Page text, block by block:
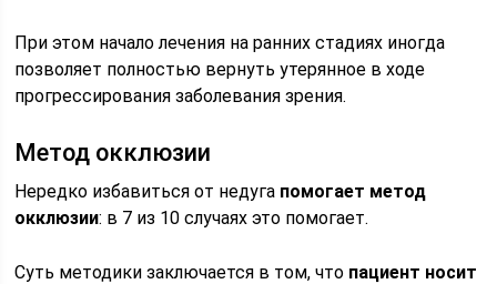
При этом начало лечения на ранних стадиях иногда
позволяет полностью вернуть утерянное в ходе
прогрессирования заболевания зрения.
Метод окклюзии
Нередко избавиться от недуга помогает метод
окклюзии: в 7 из 10 случаях это помогает.
Суть методики заключается в том, что пациент носит